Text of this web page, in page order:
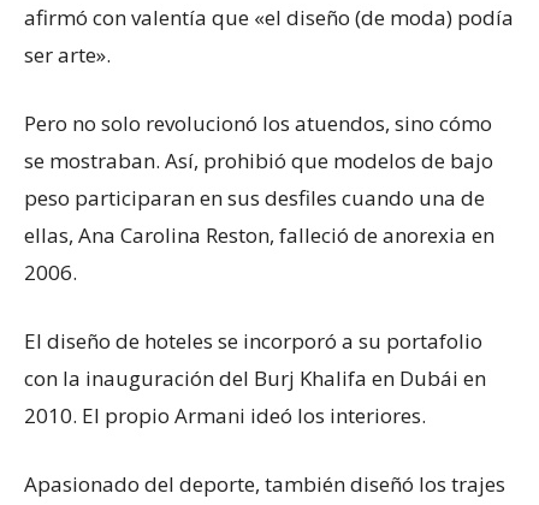
afirmó con valentía que «el diseño (de moda) podía
ser arte».
Pero no solo revolucionó los atuendos, sino cómo
se mostraban. Así, prohibió que modelos de bajo
peso participaran en sus desfiles cuando una de
ellas, Ana Carolina Reston, falleció de anorexia en
2006.
El diseño de hoteles se incorporó a su portafolio
con la inauguración del Burj Khalifa en Dubái en
2010. El propio Armani ideó los interiores.
Apasionado del deporte, también diseñó los trajes